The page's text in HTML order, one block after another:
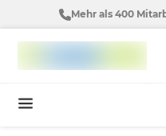
Mehr als 400